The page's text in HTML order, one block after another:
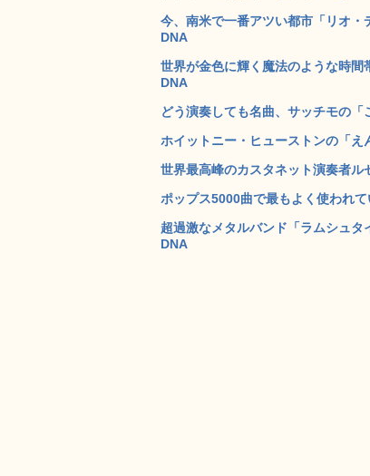
今、南米で一番アツい都市「リオ
DNA
世界が金色に輝く魔法のような時
DNA
どう演奏しても名曲、サッチモの
ホイットニー・ヒューストンの「
世界最高峰のカスタネット演奏者
ポップス5000曲で最もよく使われ
超過激なメタルバンド「ラムシュ
DNA